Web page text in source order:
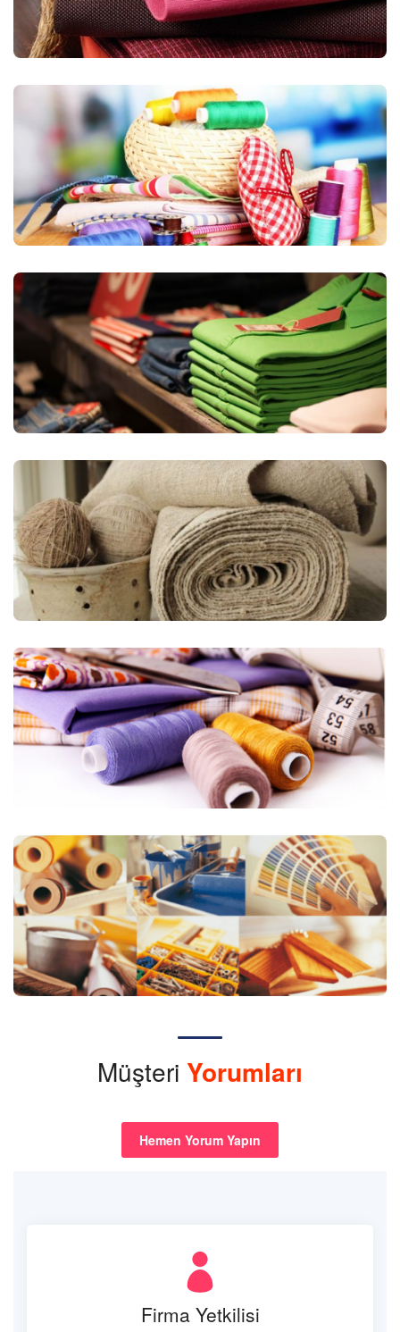
Müşteri Yorumları
Hemen Yorum Yapın
Firma Yetkilisi